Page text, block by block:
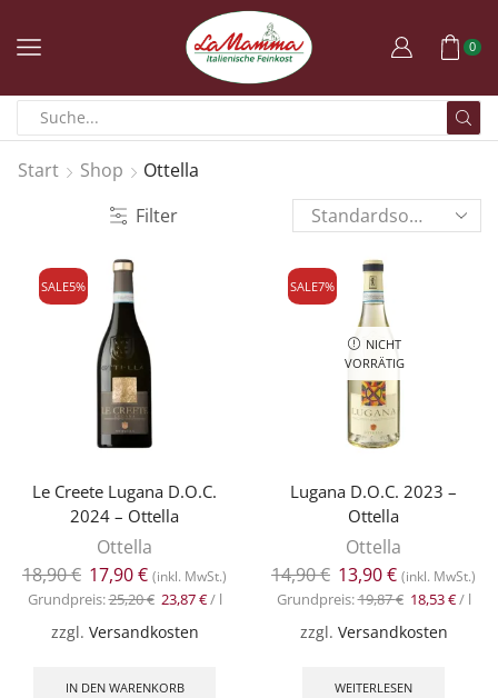
0
Start Shop
Ottella
Filter
SALE5%
Le Creete Lugana D.O.C.
2024 – Ottella
Ottella
18,90€ 17,90€ (inkl. MwSt.)
Grundpreis:25,20€ 23,87€/ l
zzgl. Versandkosten
IN DEN WARENKORB
SALE7%
NICHT
VORRÄTIG
Lugana D.O.C. 2023 –
Ottella
Ottella
14,90€ 13,90€ (inkl. MwSt.)
Grundpreis:19,87€ 18,53€/ l
zzgl. Versandkosten
WEITERLESEN